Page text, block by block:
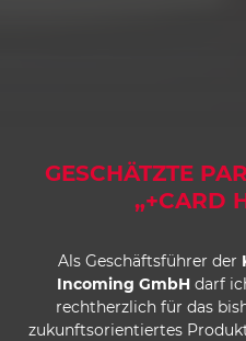
GESCHÄTZTE
„+CARD
Als Geschäftsführer der
Incoming GmbHdarf
rechtherzlich für das
zukunftsorientiertes Produkt